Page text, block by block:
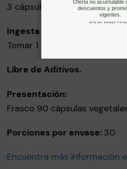
3 cápsulas 450mg (1,35g)
Ingesta Diaria Recomendada:
Tomar 1 porción al día.
Libre de Aditivos.
Presentación:
Frasco 90 cápsulas
Porciones por envase: 30
Encuentra más información